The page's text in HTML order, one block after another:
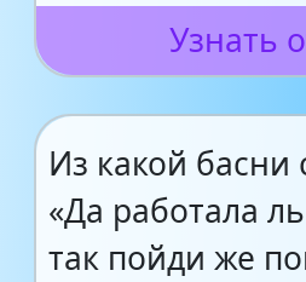
Узнать
Из какой басни
«Да работала
так пойди же